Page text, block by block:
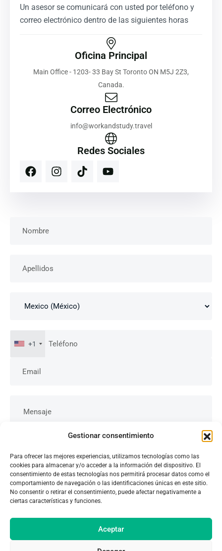
Gestionar consentimiento
Para ofrecer las mejores experiencias, utilizamos tecnologías como las
cookies para almacenar y/o acceder a la información del dispositivo. El
consentimiento de estas tecnologías nos permitirá procesar datos como el
comportamiento de navegación o las identificaciones únicas en este sitio.
No consentir o retirar el consentimiento, puede afectar negativamente a
ciertas características y funciones.
Aceptar
Un asesor se comunicará con usted por teléfono y
correo electrónico dentro de las siguientes horas
Oficina Principal
Main Office - 1203- 33 Bay St Toronto ON M5J 2Z3,
Canada.
Correo Electrónico
info@workandstudy.travel
Redes Sociales
+1